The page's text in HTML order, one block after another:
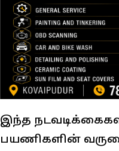
இந்த
பயணிகளின்